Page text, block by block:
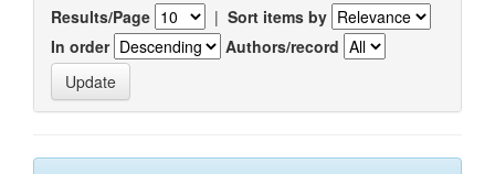
Results/Page | Sort items by
In order
Authors/record